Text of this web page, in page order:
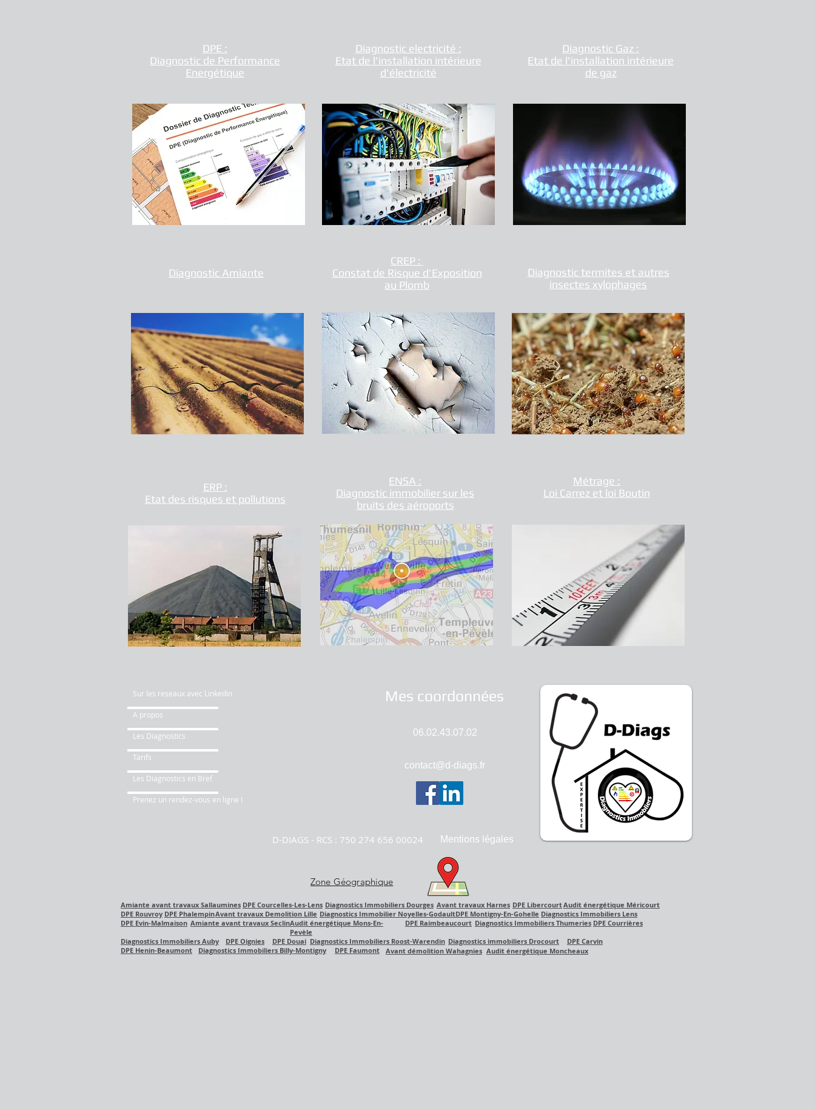
DPE :
Diagnostic de Performance
Energétique
Diagnostic electricité :
Etat de l'installation intérieure
d'électricité
Diagnostic Gaz :
Etat de l'installation intérieure
de gaz
Diagnostic Amiante
CREP :
Constat de Risque d'Exposition
au Plomb
Diagnostic termites et autres
insectes xylophages
ERP :
Etat des risques et pollutions
ENSA :
Diagnostic immobilier sur les
bruits des aéroports
Métrage :
Loi Carrez et loi Boutin
Sur les reseaux avec Linkedin
A propos
Les Diagnostics
Tarifs
Les Diagnostics en Bref
Prenez un rendez-vous en ligne !
Mes coordonnées
06.02.43.07.02
contact@d-diags.fr
D-DIAGS - RCS : 750 274 656 00024 Mentions légales
Zone Géographique
Amiante avant travaux Sallaumines DPE Courcelles-Les-Lens Diagnostics Immobiliers Dourges Avant travaux Harnes DPE LibercourtAudit énergétique Méricourt
DPE Rouvroy DPE PhalempinAvant travaux Demolition Lille Diagnostics Immobilier Noyelles-GodaultDPE Montigny-En-Gohelle Diagnostics Immobiliers Lens
DPE Evin-Malmaison Amiante avant travaux SeclinAudit énergétique Mons-En-
Pevèle
DPE Raimbeaucourt Diagnostics Immobiliers Thumeries DPE Courrières
Diagnostics Immobiliers Auby
DPE Oignies
Audit énergétique Moncheaux
DPE Douai
Avant démolition Wahagnies
DPE Henin-Beaumont
Diagnostics Immobiliers Roost-Warendin
DPE Carvin
DPE Faumont
Diagnostics immobiliers Drocourt
Diagnostics Immobiliers Billy-Montigny